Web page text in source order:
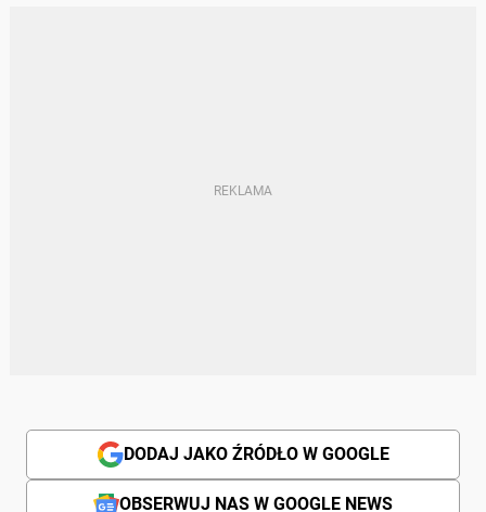
DODAJ JAKO ŹRÓDŁO W GOOGLE
OBSERWUJ NAS W GOOGLE NEWS